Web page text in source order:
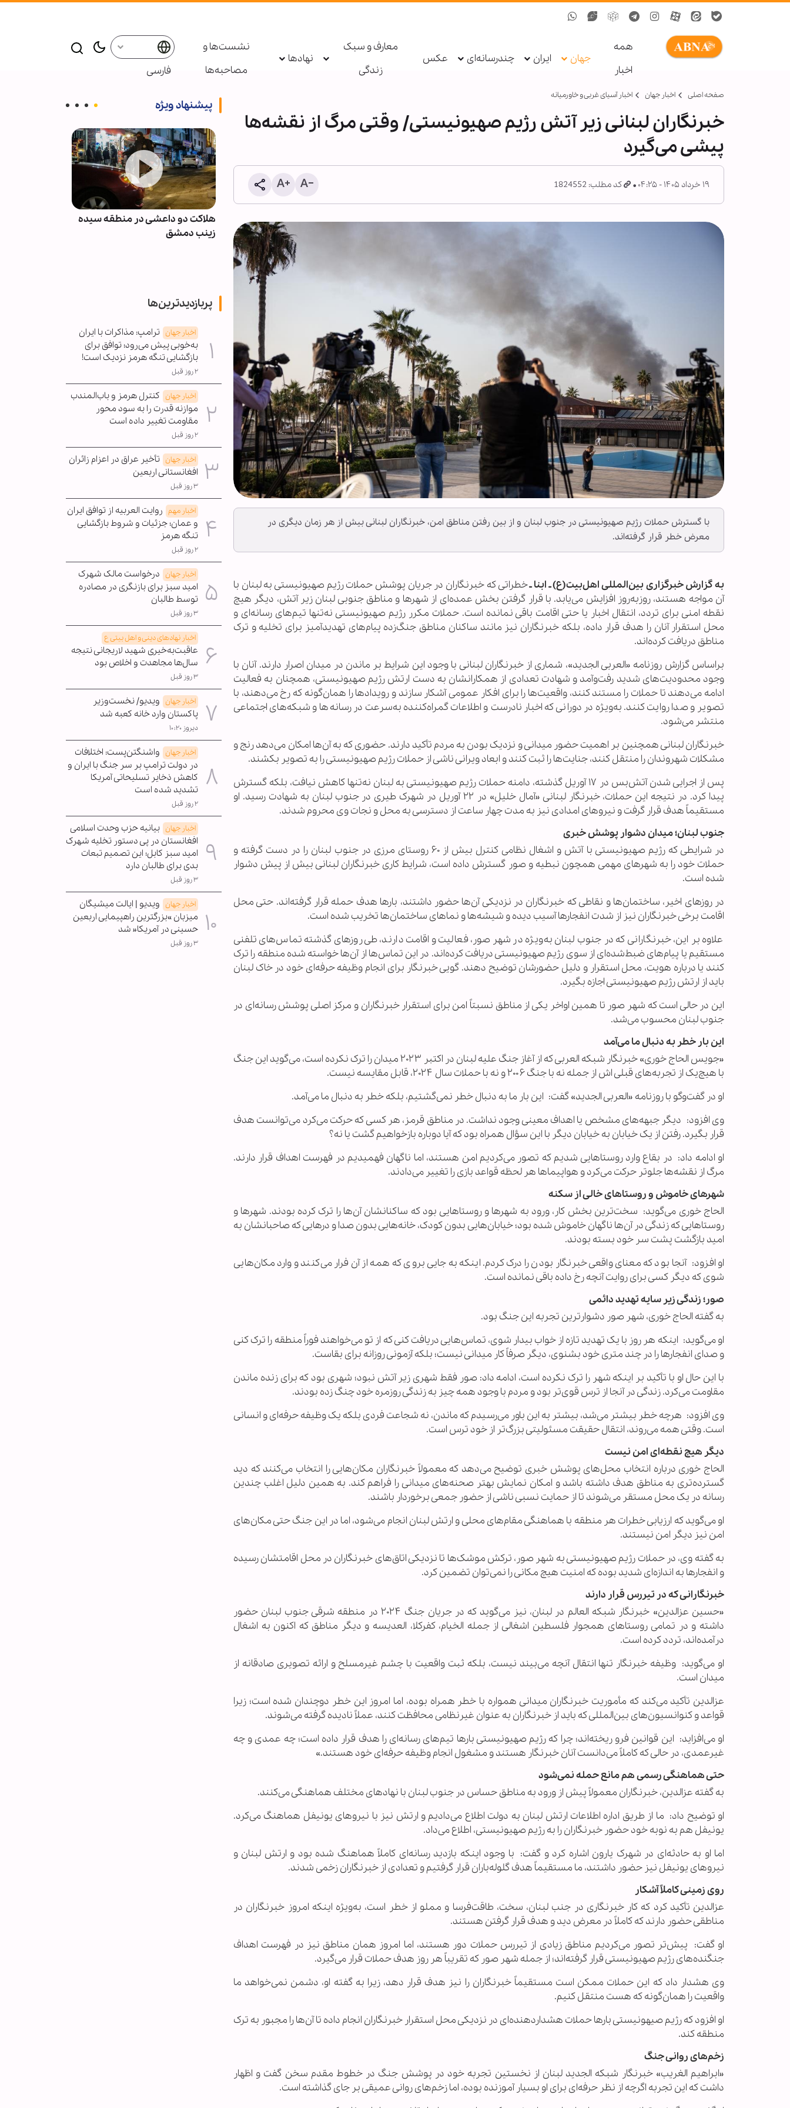
همه
اخبار
جهان ایران چندرسانه‌ای عکس
معارف و سبک
زندگی
نهادها
نشست‌ها و
مصاحبه‌ها
فارسی
صفحه اصلی اخبار جهان اخبار آسیای غربی و خاورمیانه
خبرنگاران لبنانی زیر آتش رژیم صهیونیستی/ وقتی مرگ از نقشه‌ها
پیشی می‌گیرد
۱۹ خرداد ۱۴۰۵ - ۰۴:۲۵ کد مطلب: 1824552
با گسترش حملات رژیم صهیونیستی در جنوب لبنان و از بین رفتن مناطق امن، خبرنگاران لبنانی بیش از هر زمان دیگری در
معرض خطر قرار گرفته‌اند.
به گزارش خبرگزاری بین‌المللی اهل‌بیت(ع) ـ ابنا ـخطراتی که خبرنگاران در جریان پوشش حملات رژیم صهیونیستی به لبنان با
آن مواجه هستند، روزبه‌روز افزایش می‌یابد. با قرار گرفتن بخش عمده‌ای از شهرها و مناطق جنوبی لبنان زیر آتش، دیگر هیچ
نقطه امنی برای تردد، انتقال اخبار یا حتی اقامت باقی نمانده است. حملات مکرر رژیم صهیونیستی نه‌تنها تیم‌های رسانه‌ای و
محل استقرار آنان را هدف قرار داده، بلکه خبرنگاران نیز مانند ساکنان مناطق جنگ‌زده پیام‌های تهدیدآمیز برای تخلیه و ترک
مناطق دریافت کرده‌اند.
براساس گزارش روزنامه «العربی الجدید»، شماری از خبرنگاران لبنانی با وجود این شرایط بر ماندن در میدان اصرار دارند. آنان با
وجود محدودیت‌های شدید رفت‌وآمد و شهادت تعدادی از همکارانشان به دست ارتش رژیم صهیونیستی، همچنان به فعالیت
ادامه می‌دهند تا حملات را مستند کنند، واقعیت‌ها را برای افکار عمومی آشکار سازند و رویدادها را همان‌گونه که رخ می‌دهند، با
تصویر و صدا روایت کنند. به‌ویژه در دورانی که اخبار نادرست و اطلاعات گمراه‌کننده به‌سرعت در رسانه‌ها و شبکه‌های اجتماعی
منتشر می‌شود.
خبرنگاران لبنانی همچنین بر اهمیت حضور میدانی و نزدیک بودن به مردم تأکید دارند. حضوری که به آن‌ها امکان می‌دهد رنج و
مشکلات شهروندان را منتقل کنند، جنایت‌ها را ثبت کنند و ابعاد ویرانی ناشی از حملات رژیم صهیونیستی را به تصویر بکشند.
پس از اجرایی شدن آتش‌بس در ۱۷ آوریل گذشته، دامنه حملات رژیم صهیونیستی به لبنان نه‌تنها کاهش نیافت، بلکه گسترش
پیدا کرد. در نتیجه این حملات، خبرنگار لبنانی «آمال خلیل» در ۲۲ آوریل در شهرک طیری در جنوب لبنان به شهادت رسید. او
مستقیماً هدف قرار گرفت و نیروهای امدادی نیز به مدت چهار ساعت از دسترسی به محل و نجات وی محروم شدند.
جنوب لبنان؛ میدان دشوار پوشش خبری
در شرایطی که رژیم صهیونیستی با آتش و اشغال نظامی کنترل بیش از ۶۰ روستای مرزی در جنوب لبنان را در دست گرفته و
حملات خود را به شهرهای مهمی همچون نبطیه و صور گسترش داده است، شرایط کاری خبرنگاران لبنانی بیش از پیش دشوار
شده است.
در روزهای اخیر، ساختمان‌ها و نقاطی که خبرنگاران در نزدیکی آن‌ها حضور داشتند، بارها هدف حمله قرار گرفته‌اند. حتی محل
اقامت برخی خبرنگاران نیز از شدت انفجارها آسیب دیده و شیشه‌ها و نماهای ساختمان‌ها تخریب شده است.
علاوه بر این، خبرنگارانی که در جنوب لبنان به‌ویژه در شهر صور، فعالیت و اقامت دارند، طی روزهای گذشته تماس‌های تلفنی
مستقیم یا پیام‌های ضبط‌شده‌ای از سوی رژیم صهیونیستی دریافت کرده‌اند. در این تماس‌ها از آن‌ها خواسته شده منطقه را ترک
کنند یا درباره هویت، محل استقرار و دلیل حضورشان توضیح دهند. گویی خبرنگار برای انجام وظیفه حرفه‌ای خود در خاک لبنان
باید از ارتش رژیم صهیونیستی اجازه بگیرد.
این در حالی است که شهر صور تا همین اواخر یکی از مناطق نسبتاً امن برای استقرار خبرنگاران و مرکز اصلی پوشش رسانه‌ای در
جنوب لبنان محسوب می‌شد.
این بار خطر به دنبال ما می‌آمد
«جویس الحاج خوری» خبرنگار شبکه العربی که از آغاز جنگ علیه لبنان در اکتبر ۲۰۲۳ میدان را ترک نکرده است، می‌گوید این جنگ
با هیچ‌یک از تجربه‌های قبلی اش از جمله نه با جنگ ۲۰۰۶ و نه با حملات سال ۲۰۲۴، قابل مقایسه نیست.
او در گفت‌وگو با روزنامه «العربی الجدید» گفت: این بار ما به دنبال خطر نمی‌گشتیم، بلکه خطر به دنبال ما می‌آمد.
وی افزود: دیگر جبهه‌های مشخص یا اهداف معینی وجود نداشت. در مناطق قرمز، هر کسی که حرکت می‌کرد می‌توانست هدف
قرار بگیرد. رفتن از یک خیابان به خیابان دیگر با این سؤال همراه بود که آیا دوباره بازخواهیم گشت یا نه؟
او ادامه داد: در بقاع وارد روستاهایی شدیم که تصور می‌کردیم امن هستند، اما ناگهان فهمیدیم در فهرست اهداف قرار دارند.
مرگ از نقشه‌ها جلوتر حرکت می‌کرد و هواپیماها هر لحظه قواعد بازی را تغییر می‌دادند.
شهرهای خاموش و روستاهای خالی از سکنه
الحاج خوری می‌گوید: سخت‌ترین بخش کار، ورود به شهرها و روستاهایی بود که ساکنانشان آن‌ها را ترک کرده بودند. شهرها و
روستاهایی که زندگی در آن‌ها ناگهان خاموش شده بود؛ خیابان‌هایی بدون کودک، خانه‌هایی بدون صدا و درهایی که صاحبانشان به
امید بازگشت پشت سر خود بسته بودند.
او افزود: آنجا بود که معنای واقعی خبرنگار بودن را درک کردم. اینکه به جایی بروی که همه از آن فرار می‌کنند و وارد مکان‌هایی
شوی که دیگر کسی برای روایت آنچه رخ داده باقی نمانده است.
صور؛ زندگی زیر سایه تهدید دائمی
به گفته الحاج خوری، شهر صور دشوارترین تجربه این جنگ بود.
او می‌گوید: اینکه هر روز با یک تهدید تازه از خواب بیدار شوی، تماس‌هایی دریافت کنی که از تو می‌خواهند فوراً منطقه را ترک کنی
و صدای انفجارها را در چند متری خود بشنوی، دیگر صرفاً کار میدانی نیست؛ بلکه آزمونی روزانه برای بقاست.
با این حال او با تأکید بر اینکه شهر را ترک نکرده است، ادامه داد: صور فقط شهری زیر آتش نبود؛ شهری بود که برای زنده ماندن
مقاومت می‌کرد. زندگی در آنجا از ترس قوی‌تر بود و مردم با وجود همه چیز به زندگی روزمره خود چنگ زده بودند.
وی افزود: هرچه خطر بیشتر می‌شد، بیشتر به این باور می‌رسیدم که ماندن، نه شجاعت فردی بلکه یک وظیفه حرفه‌ای و انسانی
است. وقتی همه می‌روند، انتقال حقیقت مسئولیتی بزرگ‌تر از خود ترس است.
دیگر هیچ نقطه‌ای امن نیست
الحاج خوری درباره انتخاب محل‌های پوشش خبری توضیح می‌دهد که معمولاً خبرنگاران مکان‌هایی را انتخاب می‌کنند که دید
گسترده‌تری به مناطق هدف داشته باشد و امکان نمایش بهتر صحنه‌های میدانی را فراهم کند. به همین دلیل اغلب چندین
رسانه در یک محل مستقر می‌شوند تا از حمایت نسبی ناشی از حضور جمعی برخوردار باشند.
او می‌گوید که ارزیابی خطرات هر منطقه با هماهنگی مقام‌های محلی و ارتش لبنان انجام می‌شود، اما در این جنگ حتی مکان‌های
امن نیز دیگر امن نیستند.
به گفته وی، در حملات رژیم صهیونیستی به شهر صور، ترکش موشک‌ها تا نزدیکی اتاق‌های خبرنگاران در محل اقامتشان رسیده
و انفجارها به اندازه‌ای شدید بوده که امنیت هیچ مکانی را نمی‌توان تضمین کرد.
خبرنگارانی که در تیررس قرار دارند
«حسین عزالدین» خبرنگار شبکه العالم در لبنان، نیز می‌گوید که در جریان جنگ ۲۰۲۴ در منطقه شرقی جنوب لبنان حضور
داشته و در تمامی روستاهای همجوار فلسطین اشغالی از جمله الخیام، کفرکلا، العدیسه و دیگر مناطق که اکنون به اشغال
درآمده‌اند، تردد کرده است.
او می‌گوید: وظیفه خبرنگار تنها انتقال آنچه می‌بیند نیست، بلکه ثبت واقعیت با چشم غیرمسلح و ارائه تصویری صادقانه از
میدان است.
عزالدین تأکید می‌کند که مأموریت خبرنگاران میدانی همواره با خطر همراه بوده، اما امروز این خطر دوچندان شده است؛ زیرا
قواعد و کنوانسیون‌های بین‌المللی که باید از خبرنگاران به عنوان غیرنظامی محافظت کنند، عملاً نادیده گرفته می‌شوند.
او می‌افزاید: این قوانین فرو ریخته‌اند؛ چرا که رژیم صهیونیستی بارها تیم‌های رسانه‌ای را هدف قرار داده است؛ چه عمدی و چه
غیرعمدی، در حالی که کاملاً می‌دانست آنان خبرنگار هستند و مشغول انجام وظیفه حرفه‌ای خود هستند.»
حتی هماهنگی رسمی هم مانع حمله نمی‌شود
به گفته عزالدین، خبرنگاران معمولاً پیش از ورود به مناطق حساس در جنوب لبنان با نهادهای مختلف هماهنگی می‌کنند.
او توضیح داد: ما از طریق اداره اطلاعات ارتش لبنان به دولت اطلاع می‌دادیم و ارتش نیز با نیروهای یونیفل هماهنگ می‌کرد.
یونیفل هم به نوبه خود حضور خبرنگاران را به رژیم صهیونیستی، اطلاع می‌داد.
اما او به حادثه‌ای در شهرک یارون اشاره کرد و گفت: با وجود اینکه بازدید رسانه‌ای کاملاً هماهنگ شده بود و ارتش لبنان و
نیروهای یونیفل نیز حضور داشتند، ما مستقیماً هدف گلوله‌باران قرار گرفتیم و تعدادی از خبرنگاران زخمی شدند.
روی زمینی کاملاً آشکار
عزالدین تأکید کرد که کار خبرنگاری در جنب لبنان، سخت، طاقت‌فرسا و مملو از خطر است، به‌ویژه اینکه امروز خبرنگاران در
مناطقی حضور دارند که کاملاً در معرض دید و هدف قرار گرفتن هستند.
او گفت: پیش‌تر تصور می‌کردیم مناطق زیادی از تیررس حملات دور هستند، اما امروز همان مناطق نیز در فهرست اهداف
جنگنده‌های رژیم صهیونیستی قرار گرفته‌اند؛ از جمله شهر صور که تقریباً هر روز هدف حملات قرار می‌گیرد.
وی هشدار داد که این حملات ممکن است مستقیماً خبرنگاران را نیز هدف قرار دهد، زیرا به گفته او، دشمن نمی‌خواهد ما
واقعیت را همان‌گونه که هست منتقل کنیم.
او افزود که رژیم صیهونیستی بارها حملات هشداردهنده‌ای در نزدیکی محل استقرار خبرنگاران انجام داده تا آن‌ها را مجبور به ترک
منطقه کند.
زخم‌های روانی جنگ
«ابراهیم الغریب» خبرنگار شبکه الجدید لبنان از نخستین تجربه خود در پوشش جنگ در خطوط مقدم سخن گفت و اظهار
داشت که این تجربه اگرچه از نظر حرفه‌ای برای او بسیار آموزنده بوده، اما زخم‌های روانی عمیقی بر جای گذاشته است.
پیشنهاد ویژه
شیخ علی الخطیب: دولت لبنان پس
از ناکامی مذاکرات، گفت‌وگو با
مقاومت را آغاز کند
هلاکت دو داعشی در منطقه سیده
زینب دمشق
پربازدیدترین‌ها
اخبار جهان ترامپ: مذاکرات با ایران
به‌خوبی پیش می‌رود؛ توافق برای
بازگشایی تنگه هرمز نزدیک است!
۲ روز قبل
اخبار جهان کنترل هرمز و باب‌المندب
موازنه قدرت را به سود محور
مقاومت تغییر داده است
۲ روز قبل
اخبار جهان تأخیر عراق در اعزام زائران
افغانستانی اربعین
۳ روز قبل
اخبار مهم روایت العربیه از توافق ایران
و عمان؛ جزئیات و شروط بازگشایی
تنگه هرمز
۲ روز قبل
اخبار جهان درخواست مالک شهرک
امید سبز برای بازنگری در مصادره
توسط طالبان
۳ روز قبل
اخبار نهادهای دینی و اهل بیتی ع
عاقبت‌به‌خیری شهید لاریجانی نتیجه
سال‌ها مجاهدت و اخلاص بود
۳ روز قبل
اخبار جهان ویدیو/ نخست‌وزیر
پاکستان وارد خانه کعبه شد
دیروز ۱۰:۲۰
اخبار جهان واشنگتن‌پست: اختلافات
در دولت ترامپ بر سر جنگ با ایران و
کاهش ذخایر تسلیحاتی آمریکا
تشدید شده است
۲ روز قبل
اخبار جهان بیانیه حزب وحدت اسلامی
افغانستان در پی دستور تخلیه شهرک
امید سبز کابل؛ این تصمیم تبعات
بدی برای طالبان دارد
۳ روز قبل
اخبار جهان ویدیو | ایالت میشیگان
میزبان »بزرگترین راهپیمایی اربعین
حسینی در آمریکا« شد
۳ روز قبل